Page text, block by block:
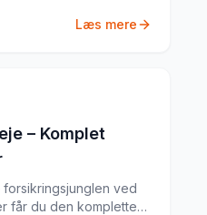
Læs mere
– Komplet
forsikringsjunglen ved
får du den komplette